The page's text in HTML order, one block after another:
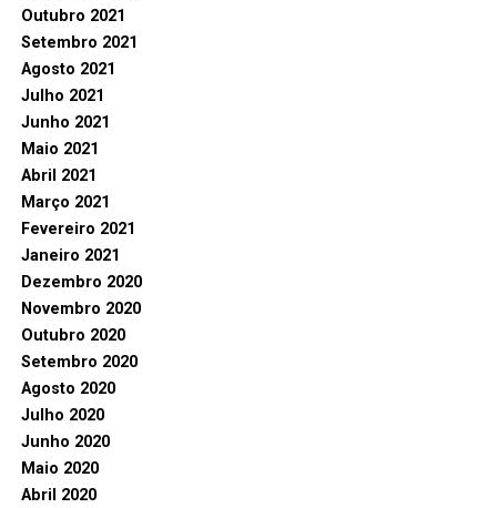
Outubro 2021
Setembro 2021
Agosto 2021
Julho 2021
Junho 2021
Maio 2021
Abril 2021
Março 2021
Fevereiro 2021
Janeiro 2021
Dezembro 2020
Novembro 2020
Outubro 2020
Setembro 2020
Agosto 2020
Julho 2020
Junho 2020
Maio 2020
Abril 2020